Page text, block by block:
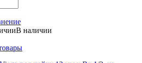
В наличии